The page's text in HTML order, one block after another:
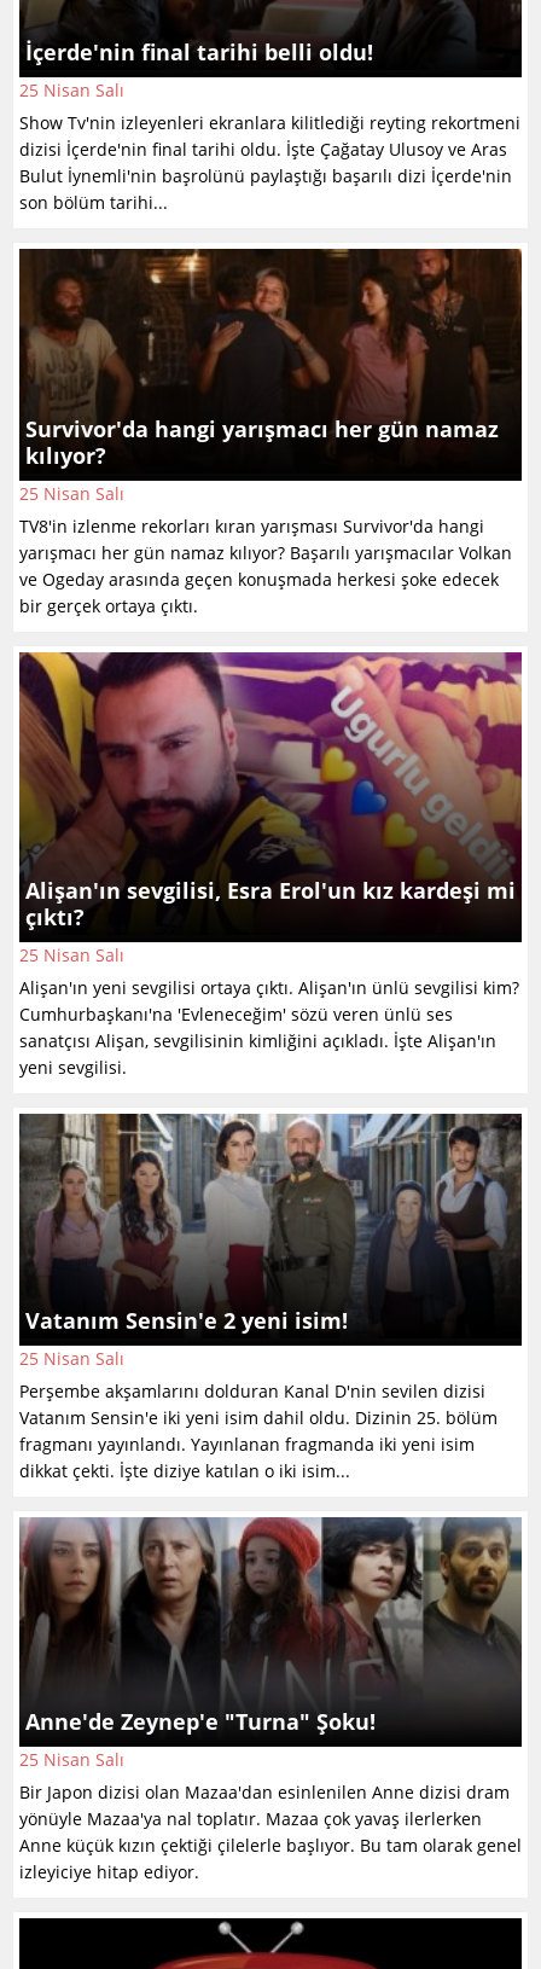
İçerde'nin final tarihi belli oldu!
25 Nisan Salı
Show Tv'nin izleyenleri ekranlara kilitlediği reyting rekortmeni
dizisi İçerde'nin final tarihi oldu. İşte Çağatay Ulusoy ve Aras
Bulut İynemli'nin başrolünü paylaştığı başarılı dizi İçerde'nin
son bölüm tarihi...
Survivor'da hangi yarışmacı her gün namaz
kılıyor?
25 Nisan Salı
TV8'in izlenme rekorları kıran yarışması Survivor'da hangi
yarışmacı her gün namaz kılıyor? Başarılı yarışmacılar Volkan
ve Ogeday arasında geçen konuşmada herkesi şoke edecek
bir gerçek ortaya çıktı.
Alişan'ın sevgilisi, Esra Erol'un kız kardeşi mi
çıktı?
25 Nisan Salı
Alişan'ın yeni sevgilisi ortaya çıktı. Alişan'ın ünlü sevgilisi kim?
Cumhurbaşkanı'na 'Evleneceğim' sözü veren ünlü ses
sanatçısı Alişan, sevgilisinin kimliğini açıkladı. İşte Alişan'ın
yeni sevgilisi.
Vatanım Sensin'e 2 yeni isim!
25 Nisan Salı
Perşembe akşamlarını dolduran Kanal D'nin sevilen dizisi
Vatanım Sensin'e iki yeni isim dahil oldu. Dizinin 25. bölüm
fragmanı yayınlandı. Yayınlanan fragmanda iki yeni isim
dikkat çekti. İşte diziye katılan o iki isim...
Anne'de Zeynep'e "Turna" Şoku!
25 Nisan Salı
Bir Japon dizisi olan Mazaa'dan esinlenilen Anne dizisi dram
yönüyle Mazaa'ya nal toplatır. Mazaa çok yavaş ilerlerken
Anne küçük kızın çektiği çilelerle başlıyor. Bu tam olarak genel
izleyiciye hitap ediyor.